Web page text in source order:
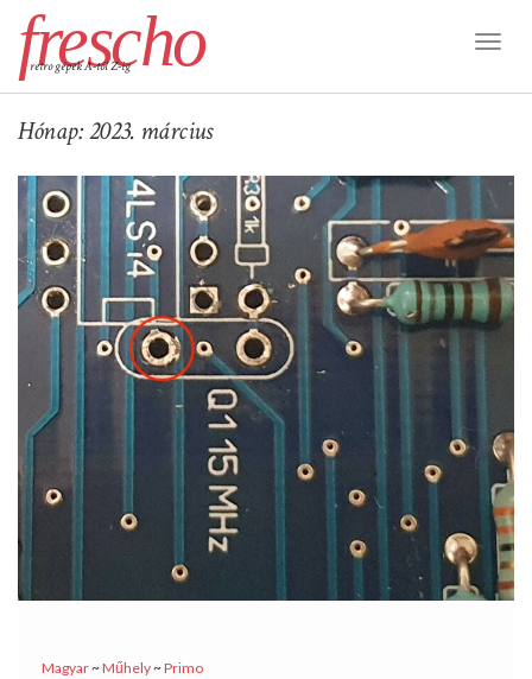
frescho
retro gépek A-tól Z-ig
Hónap:2023. március
Magyar~Műhely~Primo